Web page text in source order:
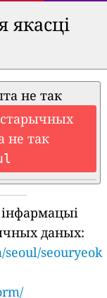
якасці
не так
не так
даных:
seouryeok